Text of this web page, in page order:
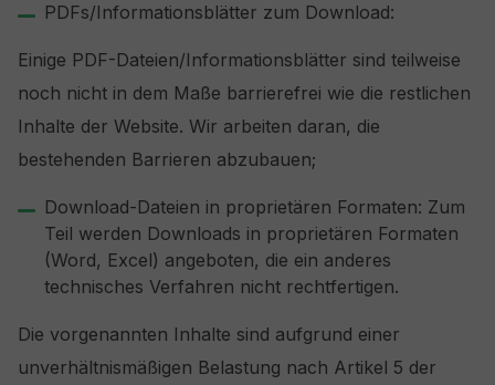
PDFs/Informationsblätter zum Download:
Einige PDF-Dateien/Informationsblätter sind teilweise
noch nicht in dem Maße barrierefrei wie die restlichen
Inhalte der Website. Wir arbeiten daran, die
bestehenden Barrieren abzubauen;
Download-Dateien in proprietären Formaten: Zum
Teil werden Downloads in proprietären Formaten
(Word, Excel) angeboten, die ein anderes
technisches Verfahren nicht rechtfertigen.
Die vorgenannten Inhalte sind aufgrund einer
unverhältnismäßigen Belastung nach Artikel 5 der